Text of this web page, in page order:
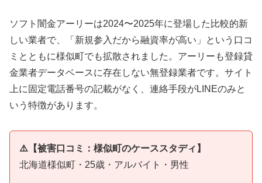
ソフト闇金アーリーは2024〜2025年に登場した比較的新
しい業者で、「新規参入だから融資率が高い」という口コ
ミとともに様似町でも拡散されました。アーリーも登録貸
金業者データベースに存在しない無登録業者です。サイト
上に固定電話番号の記載がなく、連絡手段がLINEのみと
いう特徴があります。
⚠️【被害口コミ：様似町のケーススタディ】
北海道様似町・25歳・アルバイト・男性